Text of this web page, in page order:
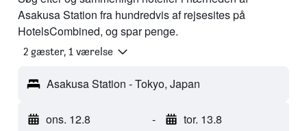
Asakusa Station fra hundredvis af rejsesites på
HotelsCombined, og spar penge.
2 gæster, 1 værelse
Asakusa Station - Tokyo, Japan
ons. 12.8 - tor. 13.8